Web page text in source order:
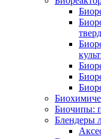
Биочипы:
Блендеры